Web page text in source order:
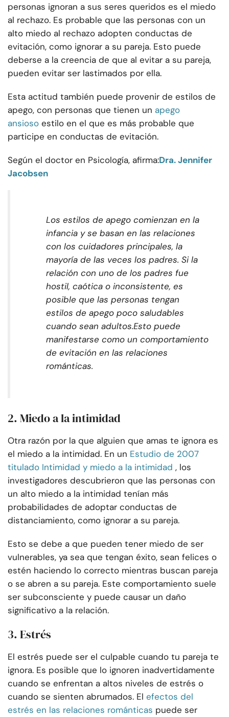
personas ignoran a sus seres queridos es el miedo
al rechazo. Es probable que las personas con un
alto miedo al rechazo adopten conductas de
evitación, como ignorar a su pareja. Esto puede
deberse a la creencia de que al evitar a su pareja,
pueden evitar ser lastimados por ella.
Esta actitud también puede provenir de estilos de
apego, con personas que tienen un apego
ansioso estilo en el que es más probable que
participe en conductas de evitación.
Según el doctor en Psicología, afirma:Dra. Jennifer
Jacobsen
Los estilos de apego comienzan en la
infancia y se basan en las relaciones
con los cuidadores principales, la
mayoría de las veces los padres. Si la
relación con uno de los padres fue
hostil, caótica o inconsistente, es
posible que las personas tengan
estilos de apego poco saludables
cuando sean adultos.Esto puede
manifestarse como un comportamiento
de evitación en las relaciones
románticas.
2. Miedo a la intimidad
Otra razón por la que alguien que amas te ignora es
el miedo a la intimidad. En un Estudio de 2007
titulado Intimidad y miedo a la intimidad , los
investigadores descubrieron que las personas con
un alto miedo a la intimidad tenían más
probabilidades de adoptar conductas de
distanciamiento, como ignorar a su pareja.
Esto se debe a que pueden tener miedo de ser
vulnerables, ya sea que tengan éxito, sean felices o
estén haciendo lo correcto mientras buscan pareja
o se abren a su pareja. Este comportamiento suele
ser subconsciente y puede causar un daño
significativo a la relación.
3. Estrés
El estrés puede ser el culpable cuando tu pareja te
ignora. Es posible que lo ignoren inadvertidamente
cuando se enfrentan a altos niveles de estrés o
cuando se sienten abrumados. El efectos del
estrés en las relaciones románticas puede ser